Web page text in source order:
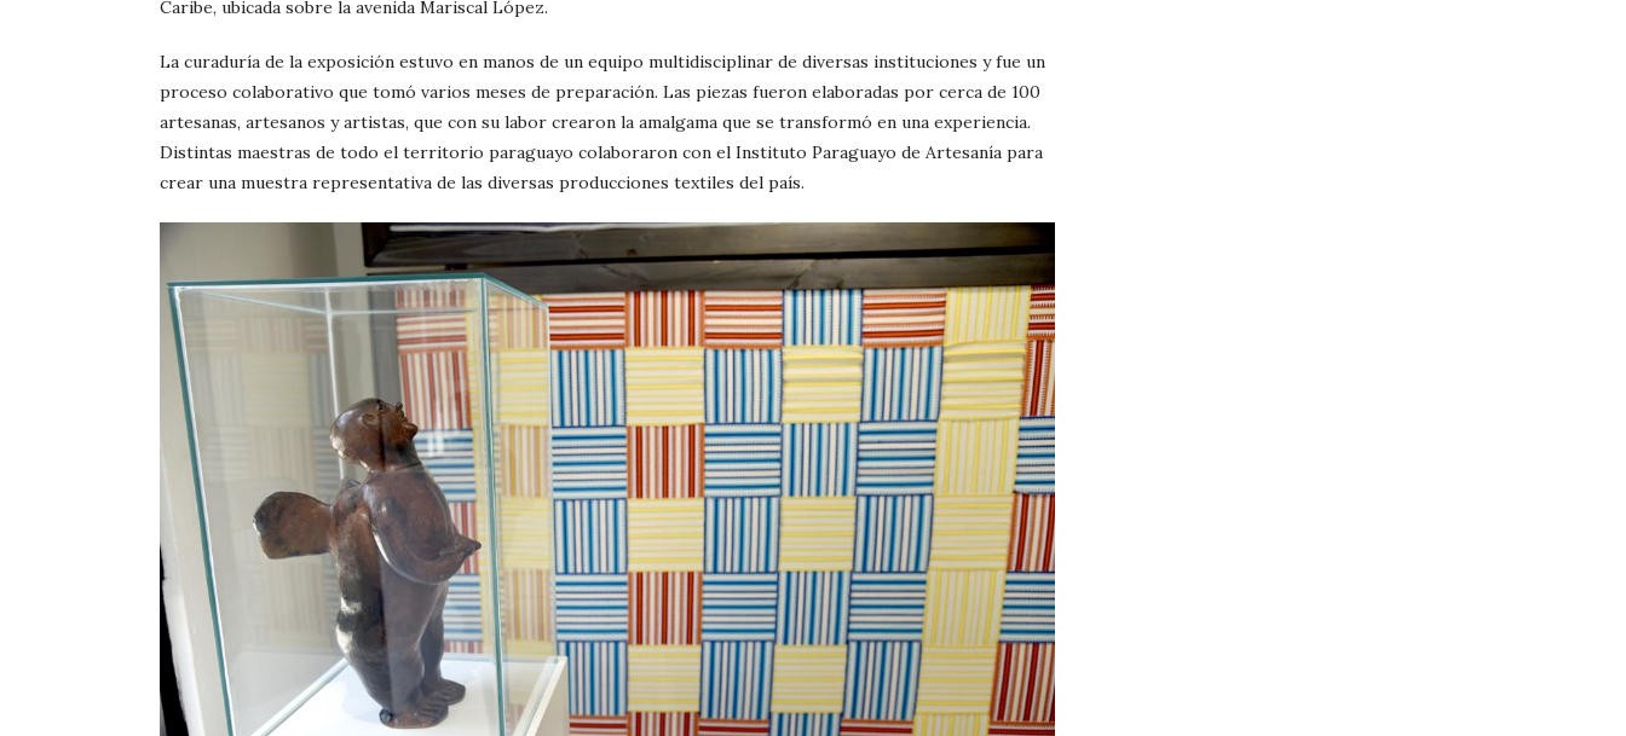
Caribe, ubicada sobre la avenida Mariscal López.
La curaduría de la exposición estuvo en manos de un equipo multidisciplinar de diversas instituciones y fue un
proceso colaborativo que tomó varios meses de preparación. Las piezas fueron elaboradas por cerca de 100
artesanas, artesanos y artistas, que con su labor crearon la amalgama que se transformó en una experiencia.
Distintas maestras de todo el territorio paraguayo colaboraron con el Instituto Paraguayo de Artesanía para
crear una muestra representativa de las diversas producciones textiles del país.